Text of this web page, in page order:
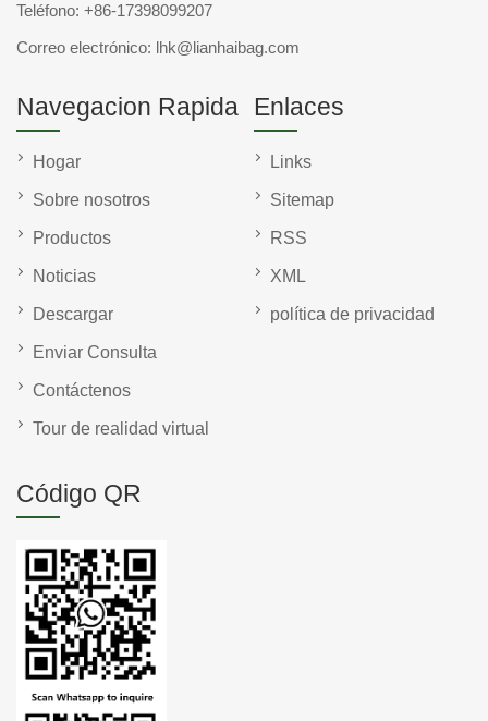
Teléfono: +86-17398099207
Correo electrónico: lhk@lianhaibag.com
Navegacion Rapida
Hogar
Sobre nosotros
Productos
Noticias
Descargar
Enviar Consulta
Contáctenos
Tour de realidad virtual
Enlaces
Links
Sitemap
RSS
XML
política de privacidad
Código QR